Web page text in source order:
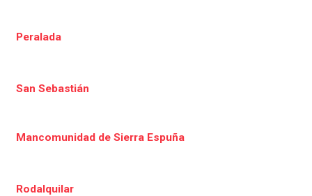
Peralada
San Sebastián
Mancomunidad de Sierra Espuña
Rodalquilar